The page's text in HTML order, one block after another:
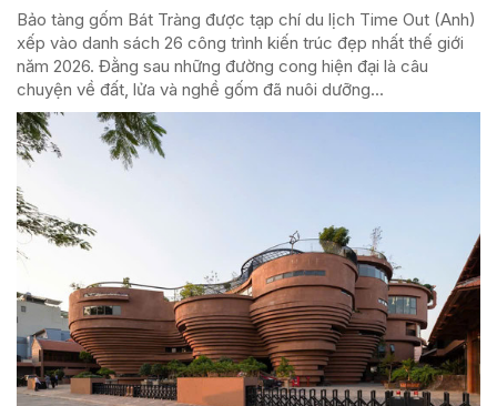
Bảo tàng gốm Bát Tràng được tạp chí du lịch Time Out (Anh)
xếp vào danh sách 26 công trình kiến trúc đẹp nhất thế giới
năm 2026. Đằng sau những đường cong hiện đại là câu
chuyện về đất, lửa và nghề gốm đã nuôi dưỡng...